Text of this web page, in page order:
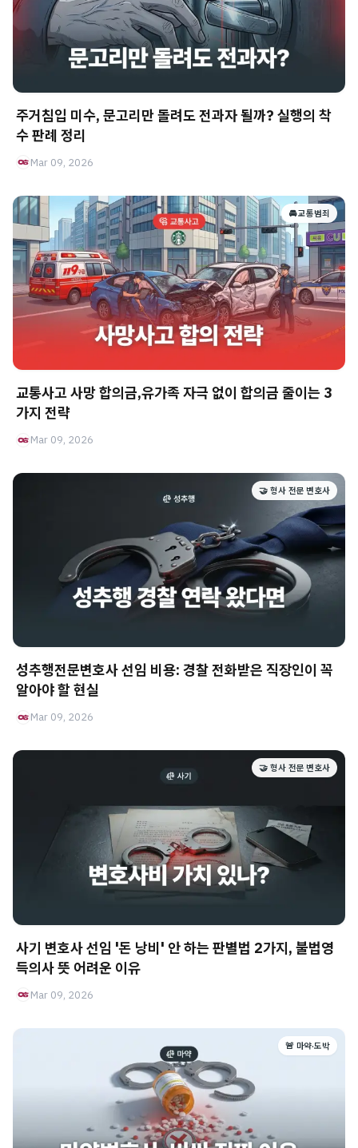
주거침입 미수, 문고리만 돌려도 전과자 될까? 실행의 착
수 판례 정리
Mar 09, 2026
🚘 교통범죄
교통사고 사망 합의금,유가족 자극 없이 합의금 줄이는 3
가지 전략
Mar 09, 2026
🤝 형사 전문 변호사
성추행전문변호사 선임 비용: 경찰 전화받은 직장인이 꼭
알아야 할 현실
Mar 09, 2026
🤝 형사 전문 변호사
사기 변호사 선임 '돈 낭비' 안 하는 판별법 2가지, 불법영
득의사 뜻 어려운 이유
Mar 09, 2026
🚨 마약·도박